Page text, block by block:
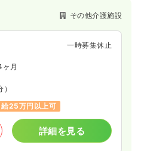
まいの高齢者を見守るネットワ
その他介護施設
一時募集休止
月
給25万円以上可
詳細を見る